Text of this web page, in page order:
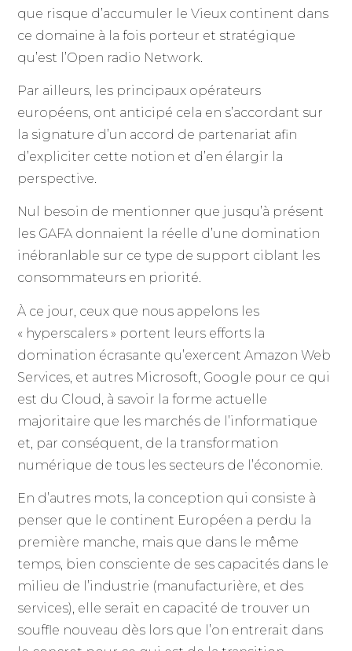
que risque d’accumuler le Vieux continent dans
ce domaine à la fois porteur et stratégique
qu’est l’Open radio Network.
Par ailleurs, les principaux opérateurs
européens, ont anticipé cela en s’accordant sur
la signature d’un accord de partenariat afin
d’expliciter cette notion et d’en élargir la
perspective.
Nul besoin de mentionner que jusqu’à présent
les GAFA donnaient la réelle d’une domination
inébranlable sur ce type de support ciblant les
consommateurs en priorité.
À ce jour, ceux que nous appelons les
« hyperscalers » portent leurs efforts la
domination écrasante qu’exercent Amazon Web
Services, et autres Microsoft, Google pour ce qui
est du Cloud, à savoir la forme actuelle
majoritaire que les marchés de l’informatique
et, par conséquent, de la transformation
numérique de tous les secteurs de l’économie.
En d’autres mots, la conception qui consiste à
penser que le continent Européen a perdu la
première manche, mais que dans le même
temps, bien consciente de ses capacités dans le
milieu de l’industrie (manufacturière, et des
services), elle serait en capacité de trouver un
souffle nouveau dès lors que l’on entrerait dans